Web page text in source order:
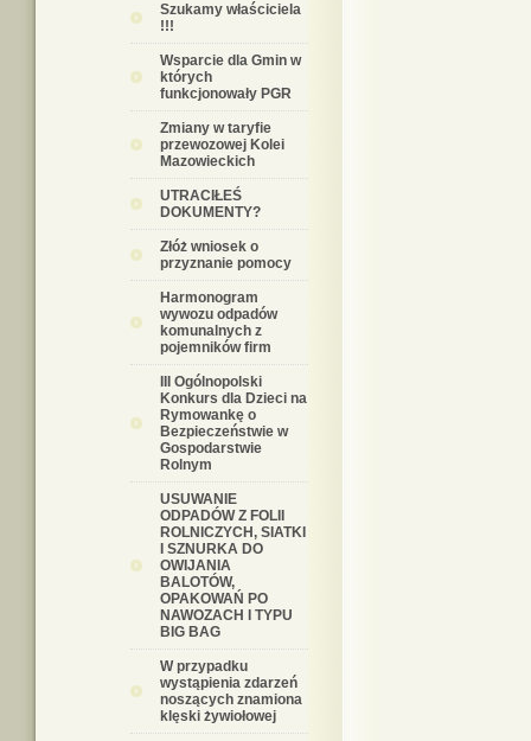
Szukamy właściciela
!!!
Wsparcie dla Gmin w
których
funkcjonowały PGR
Zmiany w taryfie
przewozowej Kolei
Mazowieckich
UTRACIŁEŚ
DOKUMENTY?
Złóż wniosek o
przyznanie pomocy
Harmonogram
wywozu odpadów
komunalnych z
pojemników firm
III Ogólnopolski
Konkurs dla Dzieci na
Rymowankę o
Bezpieczeństwie w
Gospodarstwie
Rolnym
USUWANIE
ODPADÓW Z FOLII
ROLNICZYCH, SIATKI
I SZNURKA DO
OWIJANIA
BALOTÓW,
OPAKOWAŃ PO
NAWOZACH I TYPU
BIG BAG
W przypadku
wystąpienia zdarzeń
noszących znamiona
klęski żywiołowej